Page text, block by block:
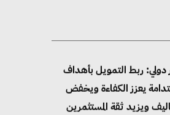
دولي: ربط التمويل بأهداف
يعزز الكفاءة ويخفض
ويزيد ثقة المستثمرين